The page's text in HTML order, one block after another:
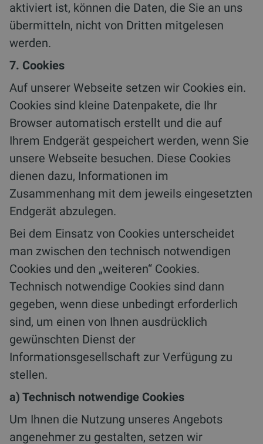
aktiviert ist, können die Daten, die Sie an uns
übermitteln, nicht von Dritten mitgelesen
werden.
7. Cookies
Auf unserer Webseite setzen wir Cookies ein.
Cookies sind kleine Datenpakete, die Ihr
Browser automatisch erstellt und die auf
Ihrem Endgerät gespeichert werden, wenn Sie
unsere Webseite besuchen. Diese Cookies
dienen dazu, Informationen im
Zusammenhang mit dem jeweils eingesetzten
Endgerät abzulegen.
Bei dem Einsatz von Cookies unterscheidet
man zwischen den technisch notwendigen
Cookies und den „weiteren“ Cookies.
Technisch notwendige Cookies sind dann
gegeben, wenn diese unbedingt erforderlich
sind, um einen von Ihnen ausdrücklich
gewünschten Dienst der
Informationsgesellschaft zur Verfügung zu
stellen.
a) Technisch notwendige Cookies
Um Ihnen die Nutzung unseres Angebots
angenehmer zu gestalten, setzen wir